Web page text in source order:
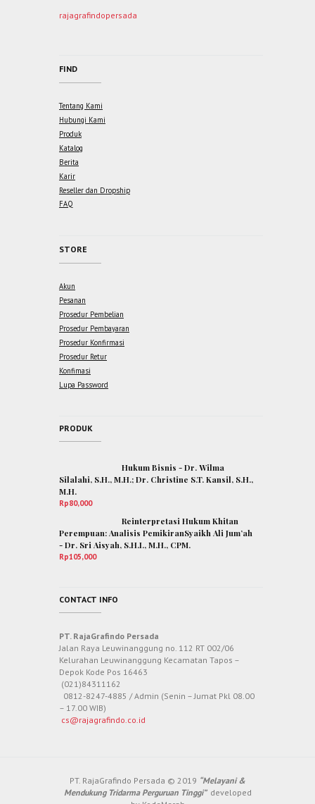
rajagrafindopersada
FIND
Tentang Kami
Hubungi Kami
Produk
Katalog
Berita
Karir
Reseller dan Dropship
FAQ
STORE
Akun
Pesanan
Prosedur Pembelian
Prosedur Pembayaran
Prosedur Konfirmasi
Prosedur Retur
Konfimasi
Lupa Password
PRODUK
Hukum Bisnis - Dr. Wilma
Silalahi, S.H., M.H.; Dr. Christine S.T. Kansil, S.H.,
M.H.
Rp80,000
Reinterpretasi Hukum Khitan
Perempuan: Analisis PemikiranSyaikh Ali Jum’ah
- Dr. Sri Aisyah, S.H.I., M.H., CPM.
Rp105,000
CONTACT INFO
PT. RajaGrafindo Persada
Jalan Raya Leuwinanggung no. 112 RT 002/06
Kelurahan Leuwinanggung Kecamatan Tapos –
Depok Kode Pos 16463
(021)84311162
0812-8247-4885 / Admin (Senin – Jumat Pkl 08.00
– 17.00 WIB)
cs@rajagrafindo.co.id
PT. RajaGrafindo Persada © 2019 “Melayani &
Mendukung Tridarma Perguruan Tinggi” developed